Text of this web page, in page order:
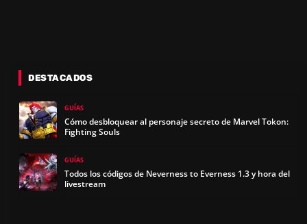
DESTACADOS
GUÍAS
Cómo desbloquear al personaje secreto de Marvel Tokon:
Fighting Souls
GUÍAS
Todos los códigos de Neverness to Everness 1.3 y hora del
livestream